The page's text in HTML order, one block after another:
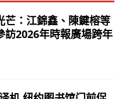
芒：江錦鑫、陳鍵榕等
訪2026年時報廣場跨年